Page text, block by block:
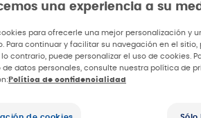
una experiencia a su
para ofrecerle una mejor personalización y
Para continuar y facilitar su navegación en el
lo contrario, puede personalizar el uso de cookies.
datos personales, consulte nuestra política de
Política de confidencialidad